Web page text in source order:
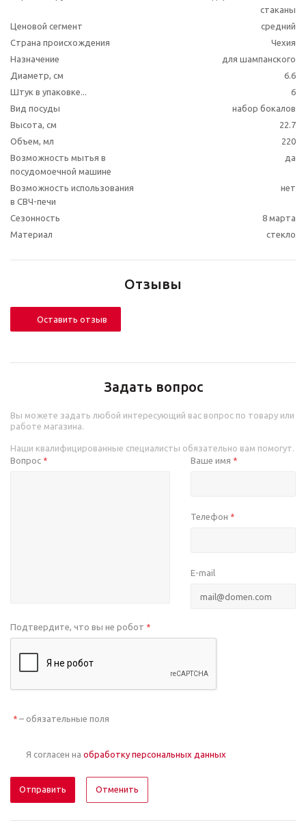
стаканы
Ценовой сегмент
средний
Страна происхождения
Чехия
Назначение
для шампанского
Диаметр, см
6.6
Штук в упаковке...
6
Вид посуды
набор бокалов
Высота, см
22.7
Объем, мл
220
Возможность мытья в
посудомоечной машине
да
Возможность использования
в СВЧ-печи
нет
Сезонность
8 марта
Материал
стекло
Отзывы
Оставить отзыв
Задать вопрос
Вы можете задать любой интересующий вас вопрос по товару или
работе магазина.
Наши квалифицированные специалисты обязательно вам помогут.
Вопрос * Ваше имя *
Телефон *
E-mail
Подтвердите, что вы не робот *
* – обязательные поля
Я согласен на обработку персональных данных
Отменить